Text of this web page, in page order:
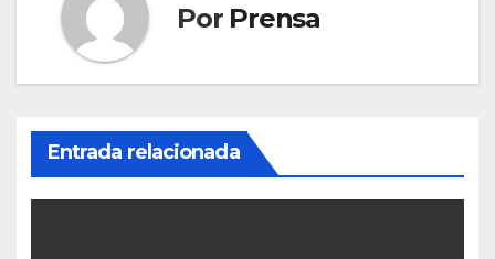
Por Prensa
Entrada relacionada